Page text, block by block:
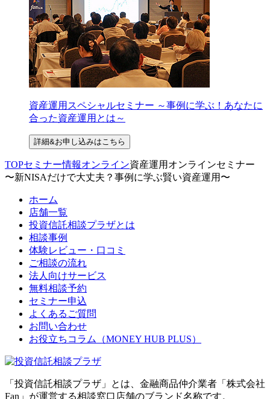
資産運用スペシャルセミナー ～事例に学ぶ！あなたに
合った資産運用とは～
詳細&お申し込みはこちら
TOPセミナー情報オンライン資産運用オンラインセミナー
〜新NISAだけで大丈夫？事例に学ぶ賢い資産運用〜
ホーム
店舗一覧
投資信託相談プラザとは
相談事例
体験レビュー・口コミ
ご相談の流れ
法人向けサービス
無料相談予約
セミナー申込
よくあるご質問
お問い合わせ
お役立ちコラム（MONEY HUB PLUS）
「投資信託相談プラザ」とは、金融商品仲介業者「株式会社
Fan」が運営する相談窓口店舗のブランド名称です。